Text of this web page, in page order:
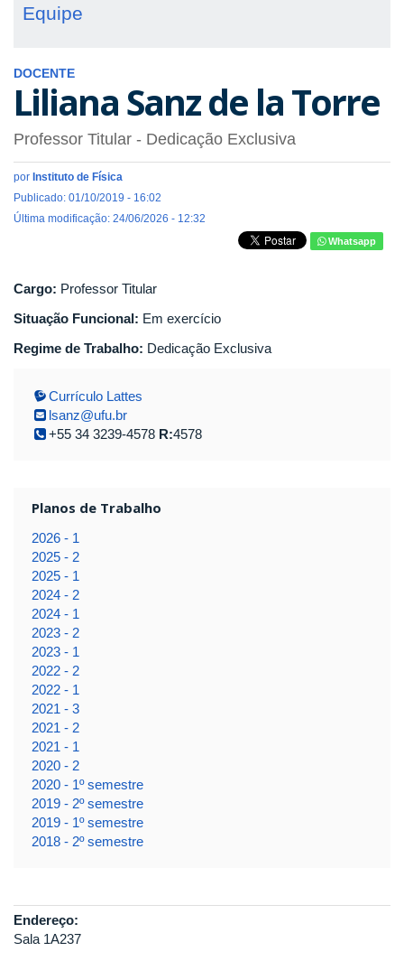
Equipe
DOCENTE
Liliana Sanz de la Torre
Professor Titular - Dedicação Exclusiva
por Instituto de Física
Publicado: 01/10/2019 - 16:02
Última modificação: 24/06/2026 - 12:32
Whatsapp
Cargo: Professor Titular
Situação Funcional: Em exercício
Regime de Trabalho: Dedicação Exclusiva
Currículo Lattes
lsanz@ufu.br
+55 34 3239-4578 R:4578
Planos de Trabalho
2026 - 1
2025 - 2
2025 - 1
2024 - 2
2024 - 1
2023 - 2
2023 - 1
2022 - 2
2022 - 1
2021 - 3
2021 - 2
2021 - 1
2020 - 2
2020 - 1º semestre
2019 - 2º semestre
2019 - 1º semestre
2018 - 2º semestre
Endereço:
Sala 1A237